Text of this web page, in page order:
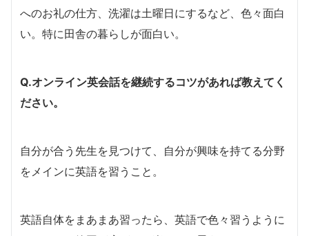
へのお礼の仕方、洗濯は土曜日にするなど、色々面白
い。特に田舎の暮らしが面白い。
Q.オンライン英会話を継続するコツがあれば教えてく
ださい。
自分が合う先生を見つけて、自分が興味を持てる分野
をメインに英語を習うこと。
英語自体をまあまあ習ったら、英語で色々習うように